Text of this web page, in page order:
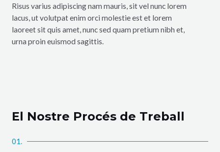
Risus varius adipiscing nam mauris, sit vel nunc lorem
lacus, ut volutpat enim orci molestie est et lorem
laoreet sit quis amet, nunc sed quam pretium nibh et,
urna proin euismod sagittis.
El Nostre Procés de Treball
01.